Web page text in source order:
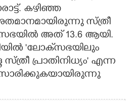
കഴിഞ്ഞ
സ്ത്രീ
സഭയിൽ അത് 13.6 ആയി.
'ലോക്‌സഭയിലും
പ്രാതിനിധ്യം' എന്ന